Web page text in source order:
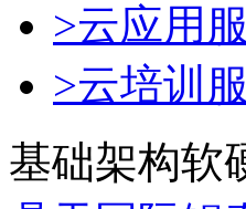
>云应用
>云培训
基础架构软